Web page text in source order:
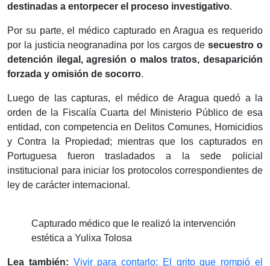
destinadas a entorpecer el proceso investigativo.
Por su parte, el médico capturado en Aragua es requerido
por la justicia neogranadina por los cargos desecuestro o
detención ilegal, agresión o malos tratos, desaparición
forzada y omisión de socorro.
Luego de las capturas, el médico de Aragua quedó a la
orden de la Fiscalía Cuarta del Ministerio Público de esa
entidad, con competencia en Delitos Comunes, Homicidios
y Contra la Propiedad; mientras que los capturados en
Portuguesa fueron trasladados a la sede policial
institucional para iniciar los protocolos correspondientes de
ley de carácter internacional.
Capturado médico que le realizó la intervención
estética a Yulixa Tolosa
Lea también: Vivir para contarlo: El grito que rompió el